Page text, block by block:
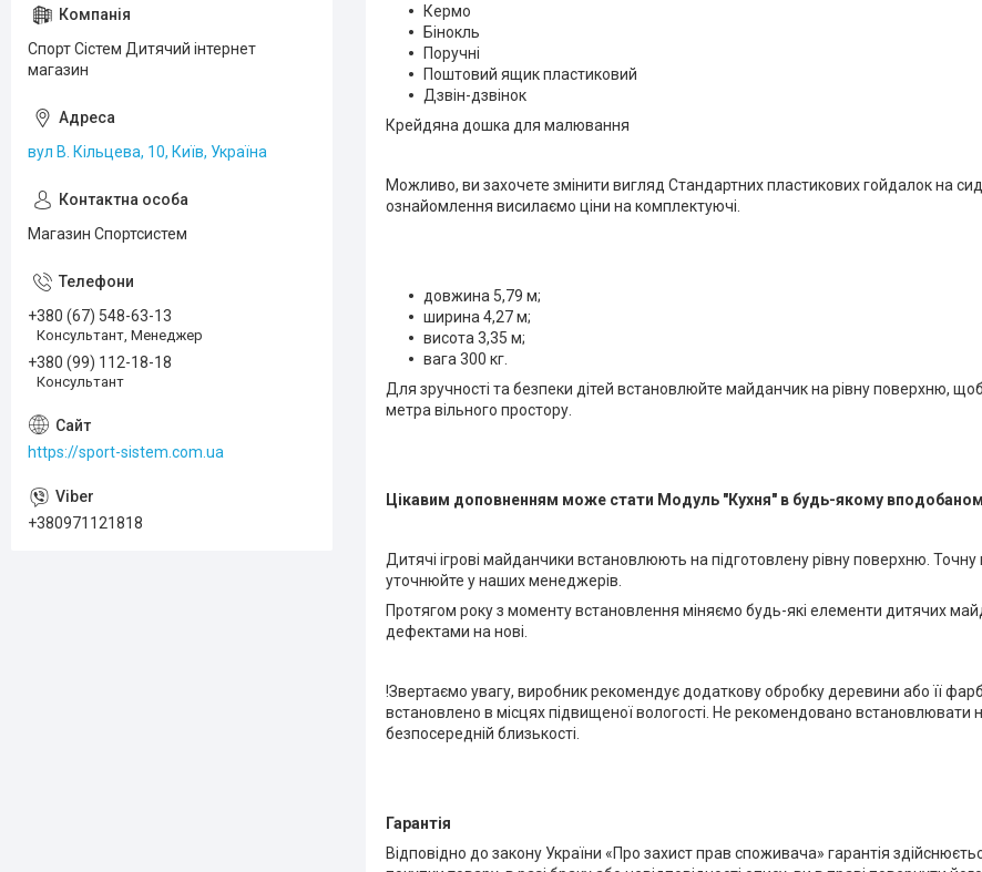
Кермо
Бінокль
Поручні
Поштовий ящик пластиковий
Дзвін-дзвінок
Крейдяна дошка для малювання
Можливо, ви захочете змінити вигляд Стандартних пластикових гойдалок на
ознайомлення висилаємо ціни на комплектуючі.
довжина 5,79 м;
ширина 4,27 м;
висота 3,35 м;
вага 300 кг.
Для зручності та безпеки дітей встановлюйте майданчик на рівну поверхню,
метра вільного простору.
Цікавим доповненням може стати Модуль "Кухня" в будь-якому
Дитячі ігрові майданчики встановлюють на підготовлену рівну поверхню. Точну
уточнюйте у наших менеджерів.
Протягом року з моменту встановлення міняємо будь-які елементи дитячих
дефектами на нові.
!Звертаємо увагу, виробник рекомендує додаткову обробку деревини або її
встановлено в місцях підвищеної вологості. Не рекомендовано встановлювати
безпосередній близькості.
Гарантія
Відповідно до закону України «Про захист прав споживача» гарантія
Спорт Сістем Дитячий інтернет
магазин
вул В. Кільцева, 10, Київ, Україна
Магазин Спортсистем
+380 (67) 548-63-13
Консультант, Менеджер
+380 (99) 112-18-18
Консультант
https://sport-sistem.com.ua
+380971121818